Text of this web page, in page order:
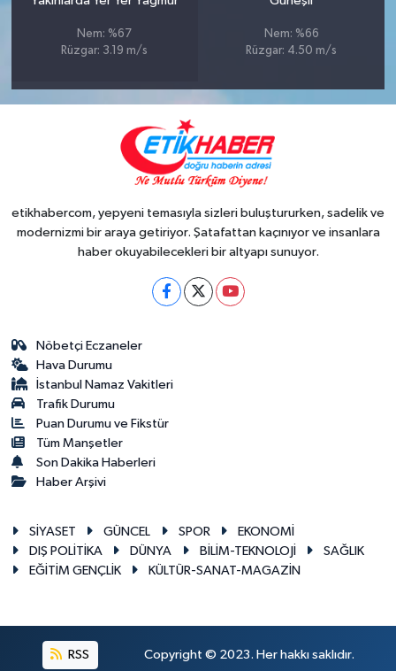
Nem: %67
Rüzgar: 3.19 m/s
Nem: %66
Rüzgar: 4.50 m/s
etikhabercom, yepyeni temasıyla sizleri buluştururken, sadelik ve
modernizmi bir araya getiriyor. Şatafattan kaçınıyor ve insanlara
haber okuyabilecekleri bir altyapı sunuyor.
Nöbetçi Eczaneler
Hava Durumu
İstanbul Namaz Vakitleri
Trafik Durumu
Puan Durumu ve Fikstür
Tüm Manşetler
Son Dakika Haberleri
Haber Arşivi
SİYASET GÜNCEL SPOR
EKONOMİ
DIŞ POLİTİKA
DÜNYA BİLİM-TEKNOLOJİ
SAĞLIK
EĞİTİM GENÇLİK
KÜLTÜR-SANAT-MAGAZİN
RSS Copyright © 2023. Her hakkı saklıdır.